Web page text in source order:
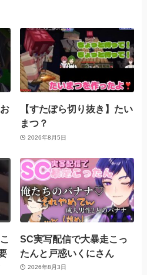
【すたぽら切り抜き】たい
まつ？
2026年8月5日
SC実写配信で大暴走こっ
たんと戸惑いくにさん
2026年8月3日